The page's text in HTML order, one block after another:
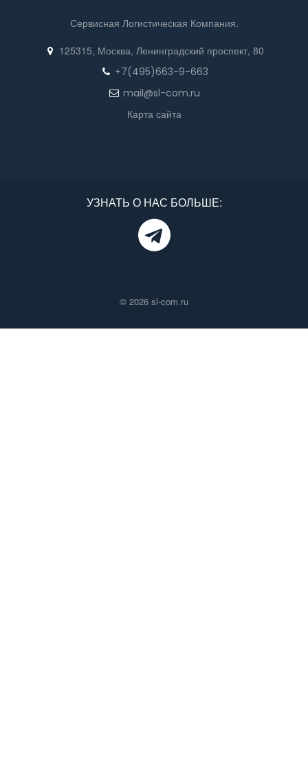
Сервисная Логистическая Компания.
125315, Москва, Ленинградский проспект, 80
+7(495)663-9-663
mail@sl-com.ru
Карта сайта
УЗНАТЬ О НАС БОЛЬШЕ:
© 2026 sl-com.ru